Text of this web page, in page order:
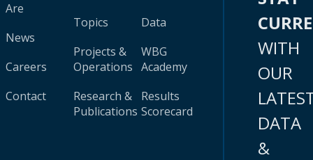
Are
News
Careers
Contact
Topics
Projects &
Operations
Research &
Publications
Data
WBG
Academy
Results
Scorecard
WITH
OUR
DATA
&